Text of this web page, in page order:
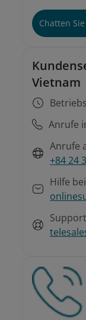
Chatten
Vietnam
Anrufe
Anrufe
+84 24
Hilfe